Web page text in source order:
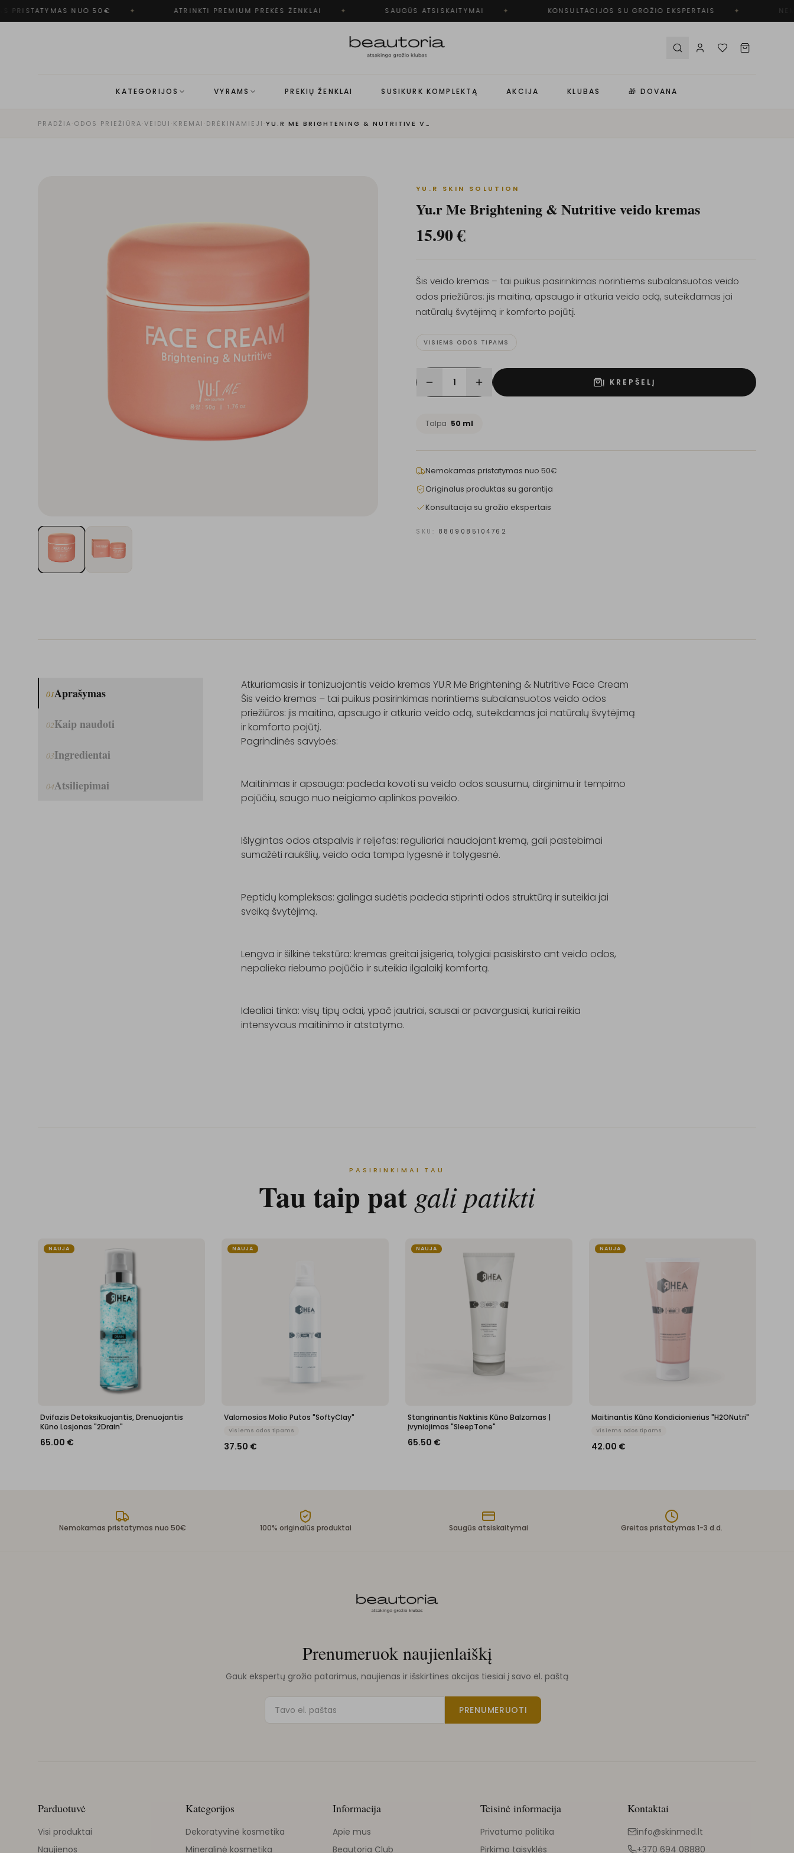
PRISTATYMAS NUO 50€ ATRINKTI PREMIUM PREKĖS ŽENKLAI SAUGŪS ATSISKAITYMAI KONSULTACIJOS SU GROŽIO EKSPERTAIS
KATEGORIJOS VYRAMS PREKIŲ ŽENKLAI SUSIKURK KOMPLEKTĄ AKCIJA KLUBAS 🎁 DOVANA
PRADŽIA·ODOS PRIEŽIŪRA·VEIDUI ·KREMAI ·DRĖKINAMIEJI · YU.R ME BRIGHTENING & NUTRITIVE VEIDO KREMAS
YU.R SKIN SOLUTION
Yu.r Me Brightening & Nutritive veido kremas
15.90€
Šis veido kremas – tai puikus pasirinkimas norintiems subalansuotos veido
odos priežiūros: jis maitina, apsaugo ir atkuria veido odą, suteikdamas jai
natūralų švytėjimą ir komforto pojūtį.
VISIEMS ODOS TIPAMS
1 Į KREPŠELĮ
Talpa 50 ml
Nemokamas pristatymas nuo 50€
Originalus produktas su garantija
Konsultacija su grožio ekspertais
SKU: 8809085104762
01Aprašymas
02Kaip naudoti
03Ingredientai
04Atsiliepimai
Atkuriamasis ir tonizuojantis veido kremas YU.R Me Brightening & Nutritive Face Cream
Šis veido kremas – tai puikus pasirinkimas norintiems subalansuotos veido odos
priežiūros: jis maitina, apsaugo ir atkuria veido odą, suteikdamas jai natūralų švytėjimą
ir komforto pojūtį.
Pagrindinės savybės:
Maitinimas ir apsauga: padeda kovoti su veido odos sausumu, dirginimu ir tempimo
pojūčiu, saugo nuo neigiamo aplinkos poveikio.
Išlygintas odos atspalvis ir reljefas: reguliariai naudojant kremą, gali pastebimai
sumažėti raukšlių, veido oda tampa lygesnė ir tolygesnė.
Peptidų kompleksas: galinga sudėtis padeda stiprinti odos struktūrą ir suteikia jai
sveiką švytėjimą.
Lengva ir šilkinė tekstūra: kremas greitai įsigeria, tolygiai pasiskirsto ant veido odos,
nepalieka riebumo pojūčio ir suteikia ilgalaikį komfortą.
Idealiai tinka: visų tipų odai, ypač jautriai, sausai ar pavargusiai, kuriai reikia
intensyvaus maitinimo ir atstatymo.
PASIRINKIMAI TAU
Tau taip pat gali patikti
NAUJA
Dvifazis Detoksikuojantis, Drenuojantis
Kūno Losjonas "2Drain"
65.00 €
NAUJA
Valomosios Molio Putos "SoftyClay"
Visiems odos tipams
37.50 €
NAUJA
Stangrinantis Naktinis Kūno Balzamas |
Įvyniojimas "SleepTone"
65.50 €
NAUJA
Maitinantis Kūno Kondicionierius "H2ONutri"
Visiems odos tipams
42.00 €
Nemokamas pristatymas nuo 50€ 100% originalūs produktai Saugūs atsiskaitymai Greitas pristatymas 1-3 d.d.
Prenumeruok naujienlaiškį
Gauk ekspertų grožio patarimus, naujienas ir išskirtines akcijas tiesiai į savo el. paštą
PRENUMERUOTI
Parduotuvė
Visi produktai
Naujienos
Kategorijos
Dekoratyvinė kosmetika
Mineralinė kosmetika
Informacija
Apie mus
Beautoria Club
Teisinė informacija
Privatumo politika
Pirkimo taisyklės
Kontaktai
info@skinmed.lt
+370 694 08880